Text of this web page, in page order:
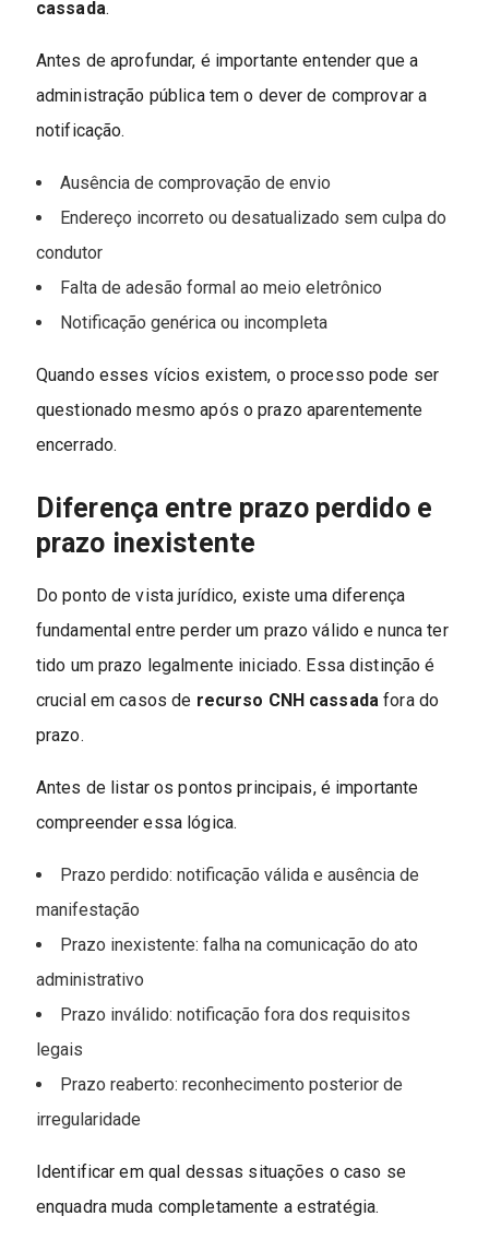
cassada.
Antes de aprofundar, é importante entender que a
administração pública tem o dever de comprovar a
notificação.
Ausência de comprovação de envio
Endereço incorreto ou desatualizado sem culpa do
condutor
Falta de adesão formal ao meio eletrônico
Notificação genérica ou incompleta
Quando esses vícios existem, o processo pode ser
questionado mesmo após o prazo aparentemente
encerrado.
Diferença entre prazo perdido e
prazo inexistente
Do ponto de vista jurídico, existe uma diferença
fundamental entre perder um prazo válido e nunca ter
tido um prazo legalmente iniciado. Essa distinção é
crucial em casos de recurso CNH cassada fora do
prazo.
Antes de listar os pontos principais, é importante
compreender essa lógica.
Prazo perdido: notificação válida e ausência de
manifestação
Prazo inexistente: falha na comunicação do ato
administrativo
Prazo inválido: notificação fora dos requisitos
legais
Prazo reaberto: reconhecimento posterior de
irregularidade
Identificar em qual dessas situações o caso se
enquadra muda completamente a estratégia.